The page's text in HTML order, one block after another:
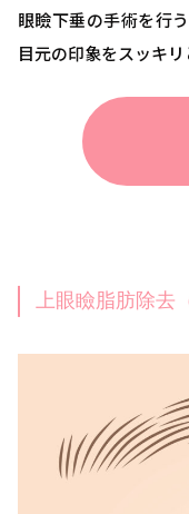
眼瞼下垂の手術を行
目元の印象をスッキリ
上眼瞼脂肪除去